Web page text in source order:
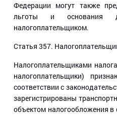
Федерации могут также
льготы и основания
налогоплательщиком.
Статья 357.
Налогоплательщиками
налогоплательщики)
соответствии с
зарегистрированы
объектом налогообложения в